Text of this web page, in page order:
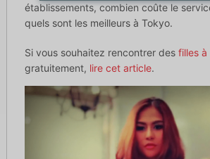
établissements, combien coûte le
quels sont les meilleurs à Tokyo.
Si vous souhaitez rencontrer des filles à
gratuitement, lire cet article.